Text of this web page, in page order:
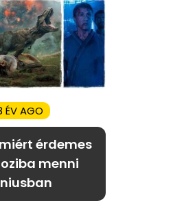
ÉV AGO
érdemes
menni